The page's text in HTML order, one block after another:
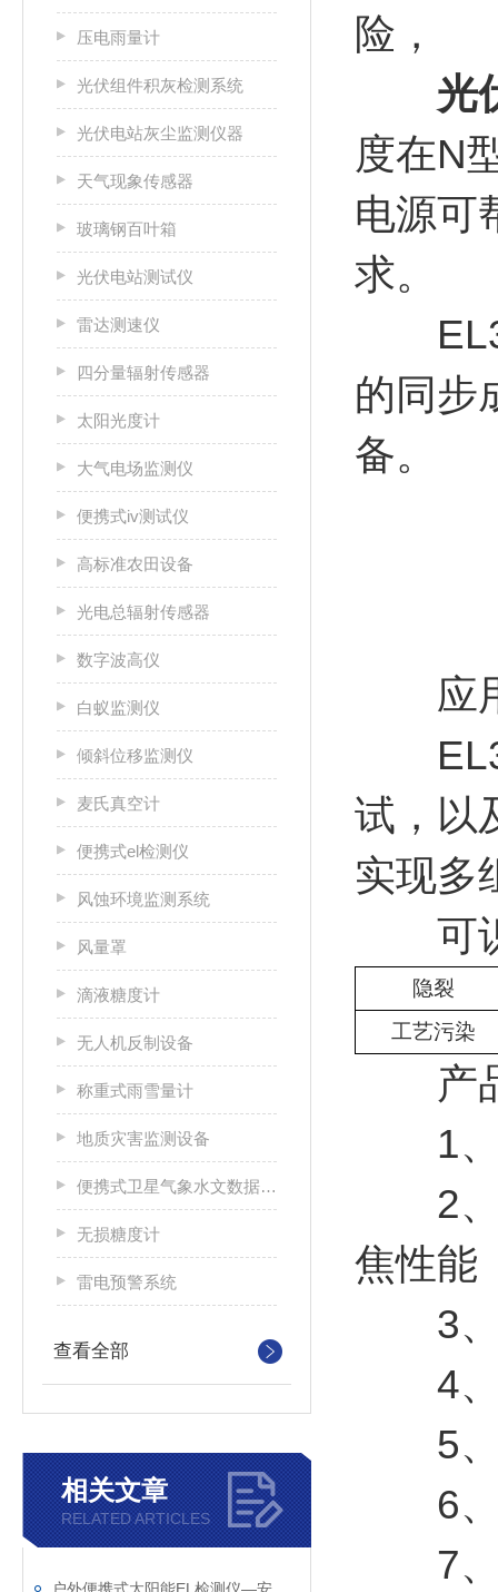
压电雨量计
光伏组件积灰检测系统
光伏电站灰尘监测仪器
天气现象传感器
玻璃钢百叶箱
光伏电站测试仪
雷达测速仪
四分量辐射传感器
太阳光度计
大气电场监测仪
便携式iv测试仪
高标准农田设备
光电总辐射传感器
数字波高仪
白蚁监测仪
倾斜位移监测仪
麦氏真空计
便携式el检测仪
风蚀环境监测系统
风量罩
滴液糖度计
无人机反制设备
称重式雨雪量计
地质灾害监测设备
便携式卫星气象水文数据广播接收设备
无损糖度计
雷电预警系统
查看全部
相关文章
RELATED ARTICLES
险，
光
度在N
电源可
求。
EL3
的同步
备。
应用
EL3
试，以
实现多
可识
隐裂
工艺污染
产品
1、
2、
焦性能
3、
4、
5、
6、
7、